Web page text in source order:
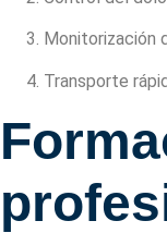
Monitorización
Transporte